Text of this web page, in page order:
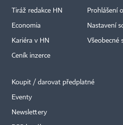
Tiráž redakce HN
Economia
Kariéra v HN
Ceník inzerce
Prohlášení
Nastavení
Všeobecné
Koupit / darovat předplatné
Eventy
Newslettery